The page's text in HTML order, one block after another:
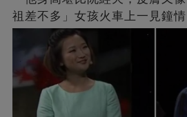
祖差不多」女孩火車上一見鐘
最后卻尷尬不已